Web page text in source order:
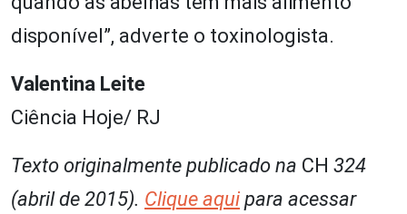
disponível”, adverte o toxinologista.
Valentina Leite
Ciência Hoje/ RJ
Texto originalmente publicado na CH 324
(abril de 2015). Clique aqui para acessar